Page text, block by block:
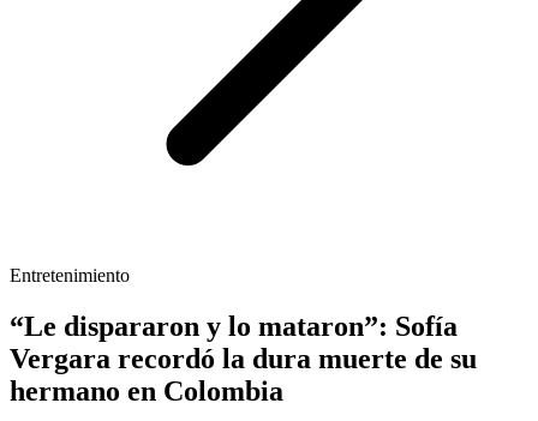
Entretenimiento
“Le dispararon y lo mataron”: Sofía
Vergara recordó la dura muerte de su
hermano en Colombia